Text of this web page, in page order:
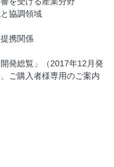
協調領域
携関係
発総覧」（2017年12月発
ご購入者様専用のご案内